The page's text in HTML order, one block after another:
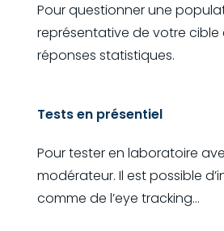
Pour questionner une
représentative de votre cible
réponses statistiques.
Tests en présentiel
Pour tester en laboratoire
modérateur. Il est possible
comme de l’eye tracking...